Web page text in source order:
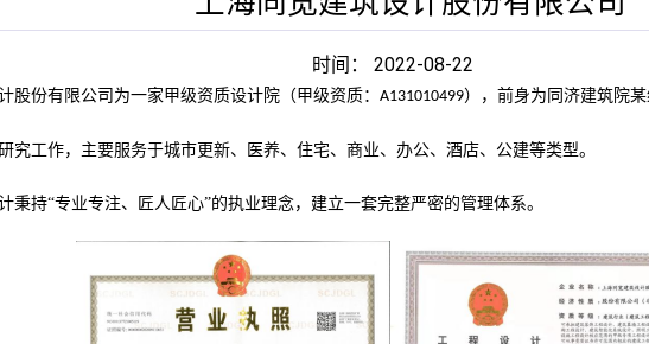
时间： 2022-08-22
股份有限公司为一家甲级资质设计院（甲级资质： A131010499），前身为同济建筑院
究工作，主要服务于城市更新、医养、住宅、商业、办公、酒店、公建等类型。
秉持“专业专注、匠人匠心”的执业理念，建立一套完整严密的管理体系。